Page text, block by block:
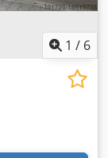
1 / 6